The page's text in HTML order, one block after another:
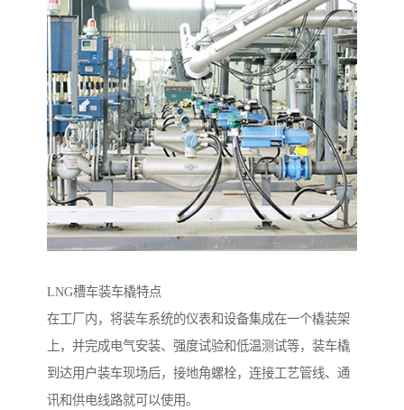
LNG槽车装车橇特点
在工厂内，将装车系统的仪表和设备集成在一个橇装架
上，并完成电气安装、强度试验和低温测试等，装车橇
到达用户装车现场后，接地角螺栓，连接工艺管线、通
讯和供电线路就可以使用。